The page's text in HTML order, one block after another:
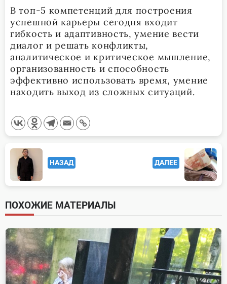
В топ-5 компетенций для построения
успешной карьеры сегодня входит
гибкость и адаптивность, умение вести
диалог и решать конфликты,
аналитическое и критическое мышление,
организованность и способность
эффективно использовать время, умение
находить выход из сложных ситуаций.
<span
class="nav-
subtitle
screen-
reader-
text">Page</span>
НАЗАД ДАЛЕЕ
ПОХОЖИЕ МАТЕРИАЛЫ